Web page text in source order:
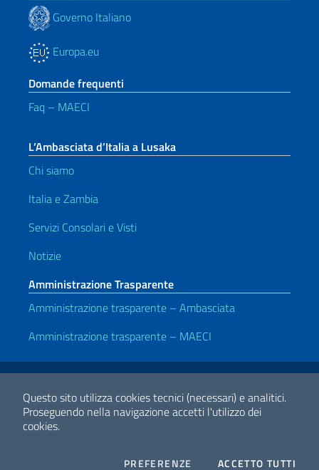
Questo sito utilizza cookies tecnici (necessari) e analitici.
Proseguendo nella navigazione accetti l'utilizzo dei
cookies.
PREFERENZE COOKIESACCETTO TUTTI
Governo Italiano
Europa.eu
Domande frequenti
Faq – MAECI
L’Ambasciata d’Italia a Lusaka
Chi siamo
Italia e Zambia
Servizi Consolari e Visti
Notizie
Amministrazione Trasparente
Amministrazione trasparente – Ambasciata
Amministrazione trasparente – MAECI
Link Utili